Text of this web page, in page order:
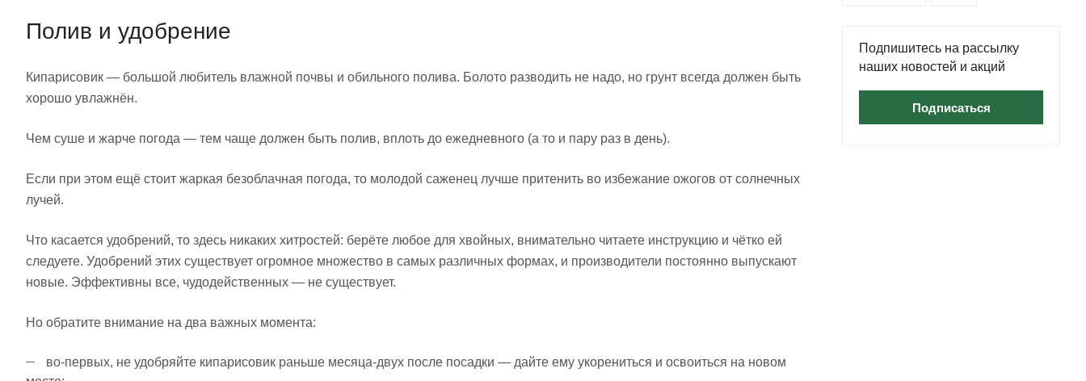
Полив и удобрение
Кипарисовик — большой любитель влажной почвы и обильного полива. Болото разводить не надо, но грунт всегда должен быть
хорошо увлажнён.
Чем суше и жарче погода — тем чаще должен быть полив, вплоть до ежедневного (а то и пару раз в день).
Если при этом ещё стоит жаркая безоблачная погода, то молодой саженец лучше притенить во избежание ожогов от солнечных
лучей.
Что касается удобрений, то здесь никаких хитростей: берёте любое для хвойных, внимательно читаете инструкцию и чётко ей
следуете. Удобрений этих существует огромное множество в самых различных формах, и производители постоянно выпускают
новые. Эффективны все, чудодейственных — не существует.
Но обратите внимание на два важных момента:
во-первых, не удобряйте кипарисовик раньше месяца-двух после посадки — дайте ему укорениться и освоиться на новом
Подпишитесь на рассылку
наших новостей и акций
Подписаться